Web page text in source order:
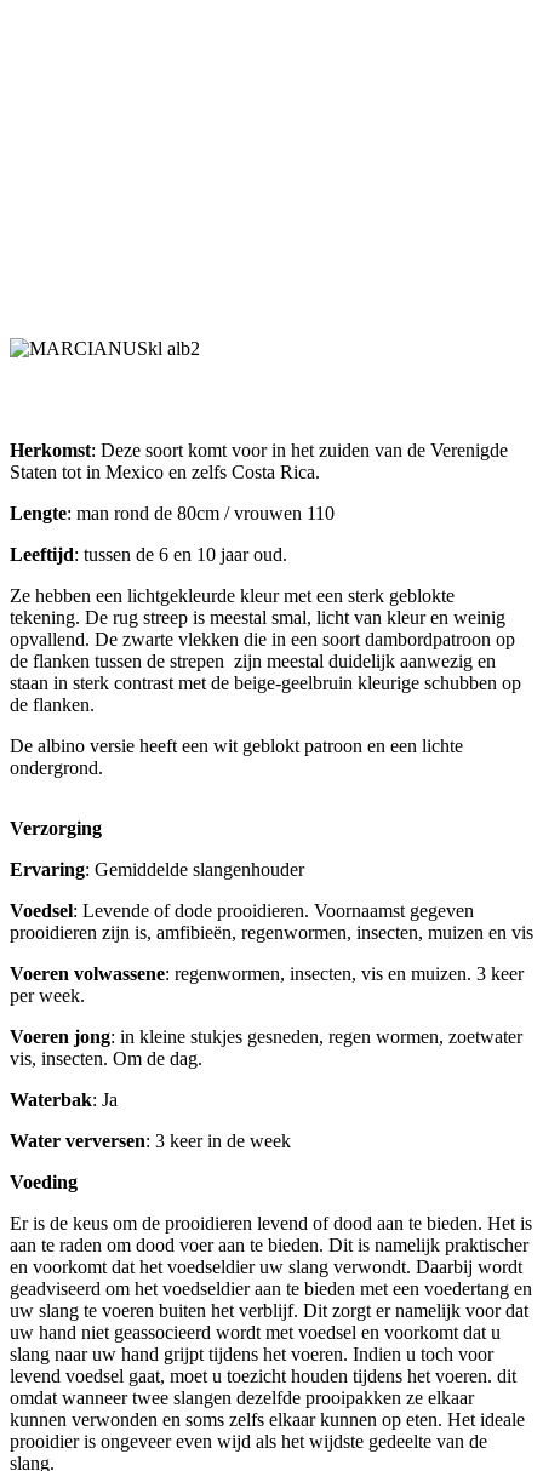
Herkomst: Deze soort komt voor in het zuiden van de Verenigde
Staten tot in Mexico en zelfs Costa Rica.
Lengte: man rond de 80cm / vrouwen 110
Leeftijd: tussen de 6 en 10 jaar oud.
Ze hebben een lichtgekleurde kleur met een sterk geblokte
tekening. De rug streep is meestal smal, licht van kleur en weinig
opvallend. De zwarte vlekken die in een soort dambordpatroon op
de flanken tussen de strepen zijn meestal duidelijk aanwezig en
staan in sterk contrast met de beige-geelbruin kleurige schubben op
de flanken.
De albino versie heeft een wit geblokt patroon en een lichte
ondergrond.
Verzorging
Ervaring: Gemiddelde slangenhouder
Voedsel: Levende of dode prooidieren. Voornaamst gegeven
prooidieren zijn is, amfibieën, regenwormen, insecten, muizen en vis
Voeren volwassene: regenwormen, insecten, vis en muizen. 3 keer
per week.
Voeren jong: in kleine stukjes gesneden, regen wormen, zoetwater
vis, insecten. Om de dag.
Waterbak: Ja
Water verversen: 3 keer in de week
Voeding
Er is de keus om de prooidieren levend of dood aan te bieden. Het is
aan te raden om dood voer aan te bieden. Dit is namelijk praktischer
en voorkomt dat het voedseldier uw slang verwondt. Daarbij wordt
geadviseerd om het voedseldier aan te bieden met een voedertang en
uw slang te voeren buiten het verblijf. Dit zorgt er namelijk voor dat
uw hand niet geassocieerd wordt met voedsel en voorkomt dat u
slang naar uw hand grijpt tijdens het voeren. Indien u toch voor
levend voedsel gaat, moet u toezicht houden tijdens het voeren. dit
omdat wanneer twee slangen dezelfde prooipakken ze elkaar
kunnen verwonden en soms zelfs elkaar kunnen op eten. Het ideale
prooidier is ongeveer even wijd als het wijdste gedeelte van de
slang.